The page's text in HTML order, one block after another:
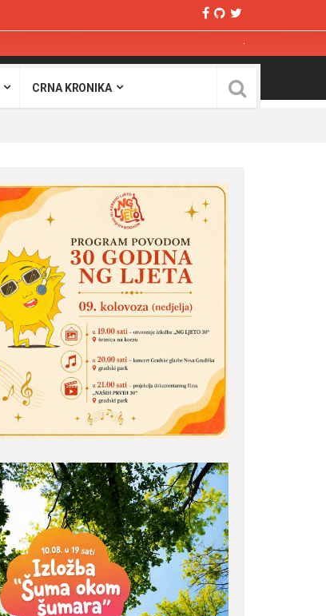
CRNA KRONIKA